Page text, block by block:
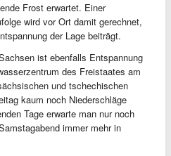
Frost erwartet. Einer
wird vor Ort damit gerechnet,
der Lage beiträgt.
ist ebenfalls Entspannung
des Freistaates am
und tschechischen
kaum noch Niederschläge
Tage erwarte man nur noch
immer mehr in